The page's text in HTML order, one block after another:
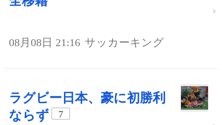
08月08日 21:16 サッカーキング
ラグビー日本、豪に初勝利
ならず
7